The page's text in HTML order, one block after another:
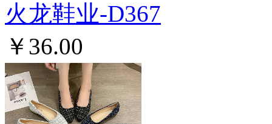
火龙鞋业-D367
￥36.00